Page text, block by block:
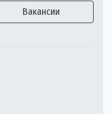
Вакансии